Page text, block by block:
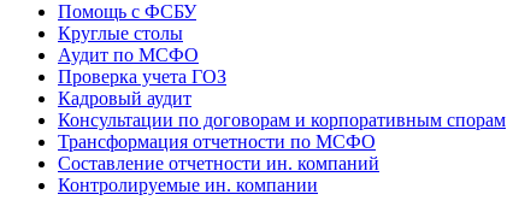
Помощь с ФСБУ
Круглые столы
Аудит по МСФО
Проверка учета ГОЗ
Кадровый аудит
Консультации по договорам и корпоративным спорам
Трансформация отчетности по МСФО
Составление отчетности ин. компаний
Контролируемые ин. компании